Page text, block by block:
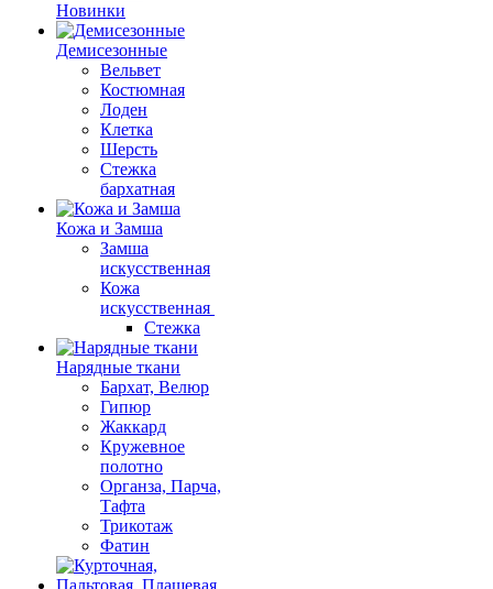
Новинки
Демисезонные
Вельвет
Костюмная
Лоден
Клетка
Шерсть
Стежка
бархатная
Кожа и Замша
Замша
искусственная
Кожа
искусственная
Стежка
Нарядные ткани
Бархат, Велюр
Гипюр
Жаккард
Кружевное
полотно
Органза, Парча,
Тафта
Трикотаж
Фатин